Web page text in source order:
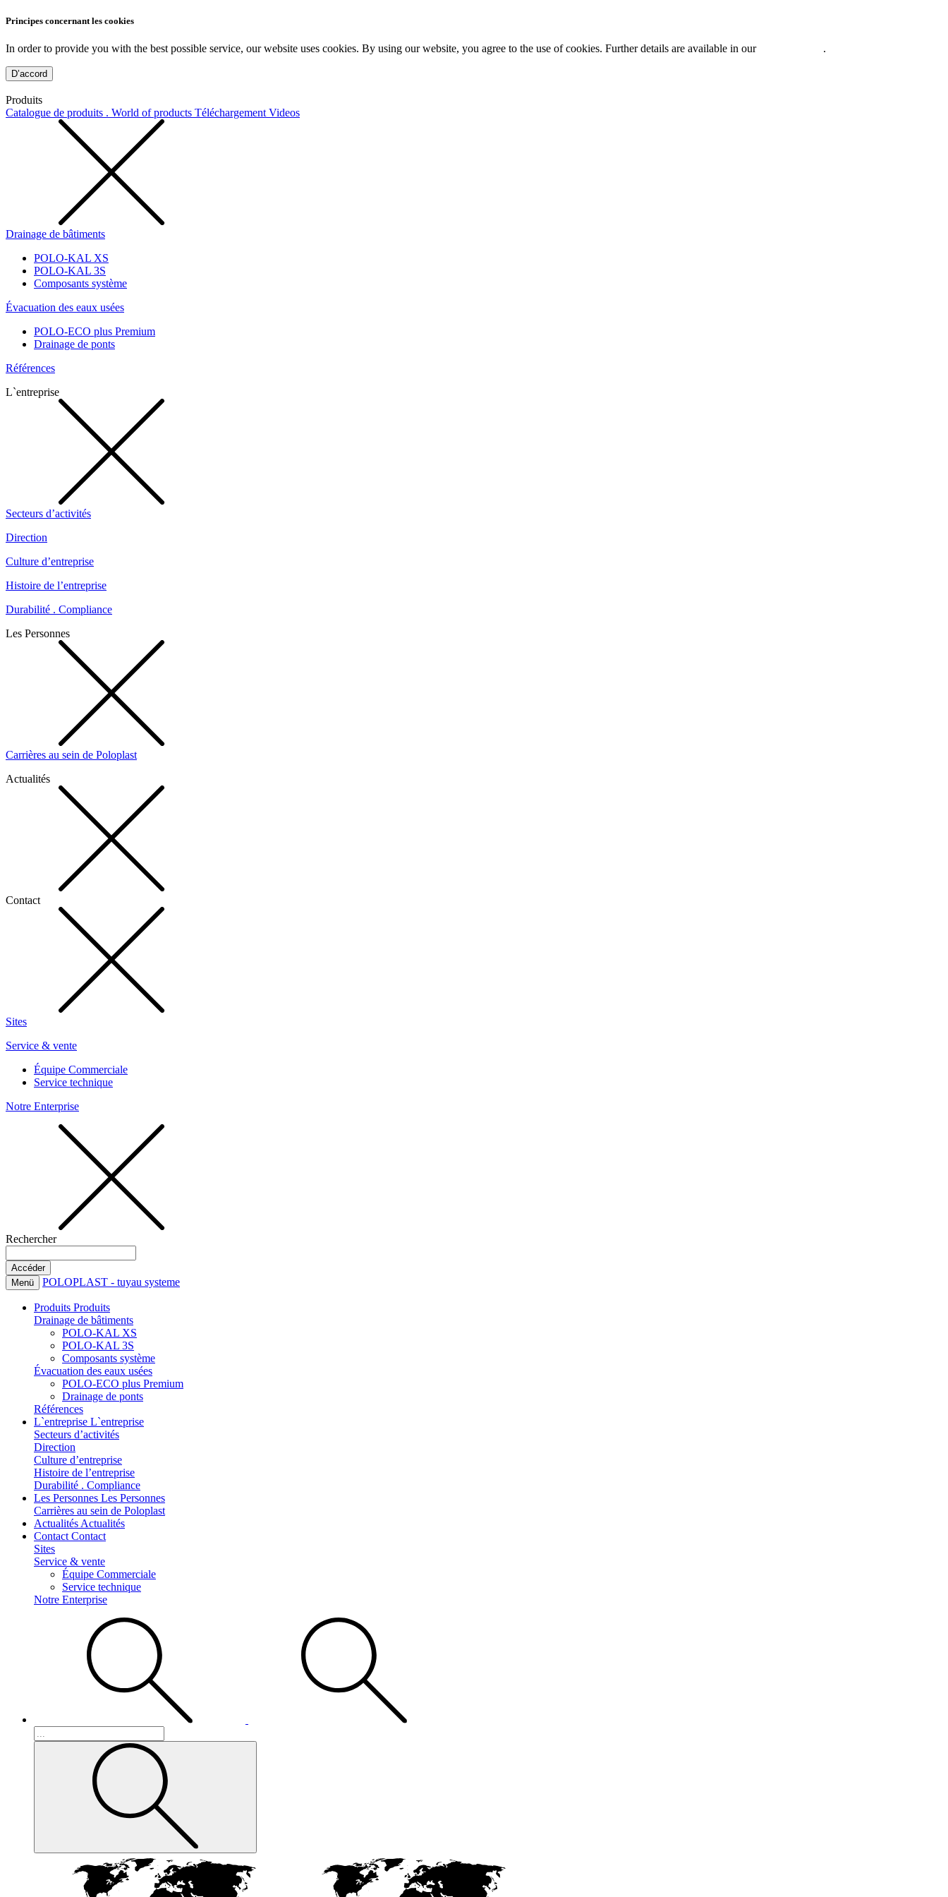
Principes concernant les cookies
In order to provide you with the best possible service, our website uses cookies. By using our website, you agree to the use of cookies. Further details are available in our .
D’accord
Produits
Catalogue de produits . World of products Téléchargement Videos
Drainage de bâtiments
POLO-KAL XS
POLO-KAL 3S
Composants système
Évacuation des eaux usées
POLO-ECO plus Premium
Drainage de ponts
Références
L`entreprise
Secteurs d’activités
Direction
Culture d’entreprise
Histoire de l’entreprise
Durabilité . Compliance
Les Personnes
Carrières au sein de Poloplast
Actualités
Contact
Sites
Service & vente
Équipe Commerciale
Service technique
Notre Enterprise
Rechercher
Menü POLOPLAST - tuyau systeme
Produits Produits
Drainage de bâtiments
POLO-KAL XS
POLO-KAL 3S
Composants système
Évacuation des eaux usées
POLO-ECO plus Premium
Drainage de ponts
Références
L`entreprise L`entreprise
Secteurs d’activités
Direction
Culture d’entreprise
Histoire de l’entreprise
Durabilité . Compliance
Les Personnes Les Personnes
Carrières au sein de Poloplast
Actualités Actualités
Contact Contact
Sites
Service & vente
Équipe Commerciale
Service technique
Notre Enterprise